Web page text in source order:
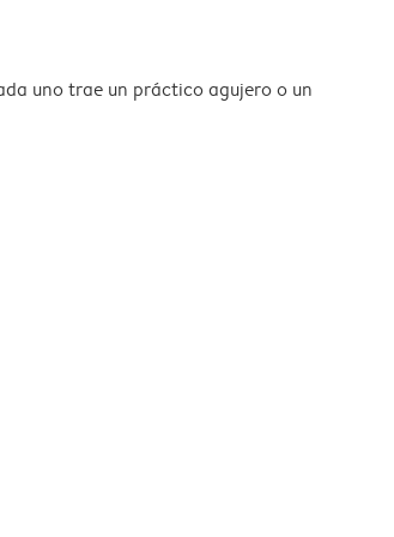
uno trae un práctico agujero o un